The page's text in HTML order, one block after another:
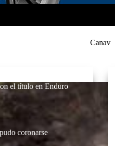
Canav
el título en Enduro
coronarse